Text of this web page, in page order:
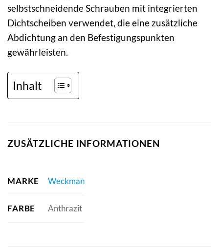
selbstschneidende Schrauben mit integrierten
Dichtscheiben verwendet, die eine zusätzliche
Abdichtung an den Befestigungspunkten
gewährleisten.
Inhalt
ZUSÄTZLICHE INFORMATIONEN
MARKE Weckman
FARBE Anthrazit